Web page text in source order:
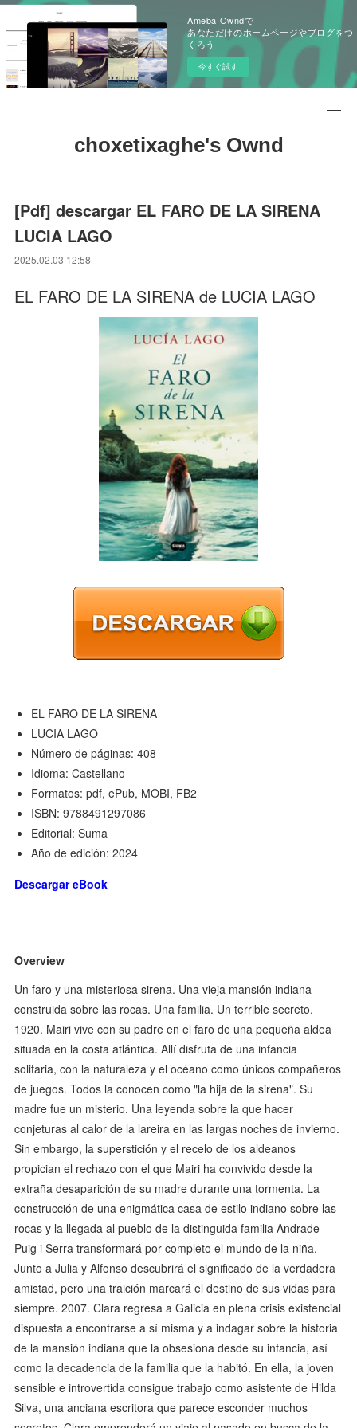
Ameba Owndで
あなただけのホームページやブログをつ
くろう
今すぐ試す
choxetixaghe's Ownd
[Pdf] descargar EL FARO DE LA SIRENA
LUCIA LAGO
2025.02.03 12:58
EL FARO DE LA SIRENA de LUCIA LAGO
EL FARO DE LA SIRENA
LUCIA LAGO
Número de páginas: 408
Idioma: Castellano
Formatos: pdf, ePub, MOBI, FB2
ISBN: 9788491297086
Editorial: Suma
Año de edición: 2024
Descargar eBook
Overview
Un faro y una misteriosa sirena. Una vieja mansión indiana
construida sobre las rocas. Una familia. Un terrible secreto.
1920. Mairi vive con su padre en el faro de una pequeña aldea
situada en la costa atlántica. Allí disfruta de una infancia
solitaria, con la naturaleza y el océano como únicos compañeros
de juegos. Todos la conocen como "la hija de la sirena". Su
madre fue un misterio. Una leyenda sobre la que hacer
conjeturas al calor de la lareira en las largas noches de invierno.
Sin embargo, la superstición y el recelo de los aldeanos
propician el rechazo con el que Mairi ha convivido desde la
extraña desaparición de su madre durante una tormenta. La
construcción de una enigmática casa de estilo indiano sobre las
rocas y la llegada al pueblo de la distinguida familia Andrade
Puig i Serra transformará por completo el mundo de la niña.
Junto a Julia y Alfonso descubrirá el significado de la verdadera
amistad, pero una traición marcará el destino de sus vidas para
siempre. 2007. Clara regresa a Galicia en plena crisis existencial
dispuesta a encontrarse a sí misma y a indagar sobre la historia
de la mansión indiana que la obsesiona desde su infancia, así
como la decadencia de la familia que la habitó. En ella, la joven
sensible e introvertida consigue trabajo como asistente de Hilda
Silva, una anciana escritora que parece esconder muchos